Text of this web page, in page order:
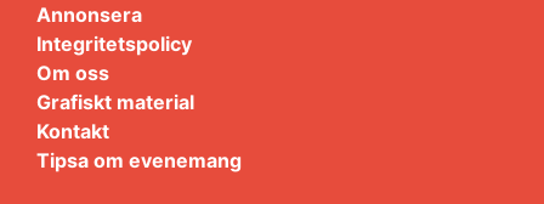
Annonsera
Integritetspolicy
Om oss
Grafiskt material
Kontakt
Tipsa om evenemang